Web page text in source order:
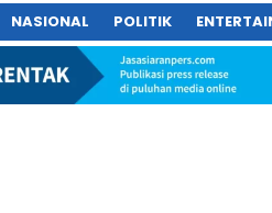
NASIONAL POLITIK